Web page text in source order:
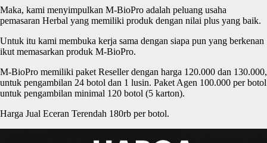
Maka, kami menyimpulkan M-BioPro adalah peluang usaha
pemasaran Herbal yang memiliki produk dengan nilai plus yang baik.
Untuk itu kami membuka kerja sama dengan siapa pun yang berkenan
ikut memasarkan produk M-BioPro.
M-BioPro memiliki paket Reseller dengan harga 120.000 dan 130.000,
untuk pengambilan 24 botol dan 1 lusin. Paket Agen 100.000 per botol
untuk pengambilan minimal 120 botol (5 karton).
Harga Jual Eceran Terendah 180rb per botol.